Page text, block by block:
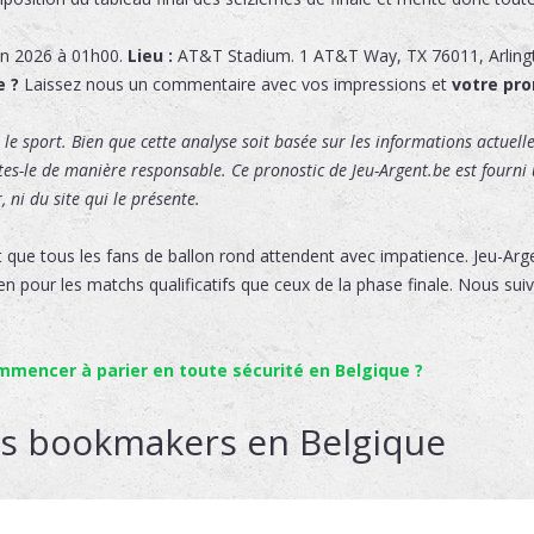
2026 à 01h00. Lieu : AT&T Stadium. 1 AT&T Way, TX 76011,
? Laissez nous un commentaire avec vos impressions et votre
sport. Bien que cette analyse soit basée sur les informations
le de manière responsable. Ce pronostic de Jeu-Argent.be est
ni du site qui le présente.
tous les fans de ballon rond attendent avec impatience. Jeu-
pour les matchs qualificatifs que ceux de la phase finale. Nous
à parier en toute sécurité en Belgique ?
bookmakers en Belgique